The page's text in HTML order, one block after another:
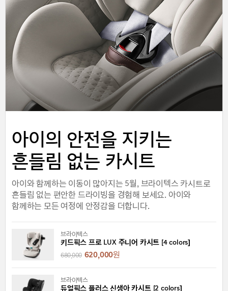
아이의 안전을 지키는
흔들림 없는 카시트
아이와 함께하는 이동이 많아지는 5월, 브라이텍스 카시트로
흔들림 없는 편안한 드라이빙을 경험해 보세요. 아이와
함께하는 모든 여정에 안정감을 더합니다.
브라이텍스
키드픽스 프로 LUX 주니어 카시트 [4 colors]
680,000 620,000원
브라이텍스
듀얼픽스 플러스 신생아 카시트 [2 colors]